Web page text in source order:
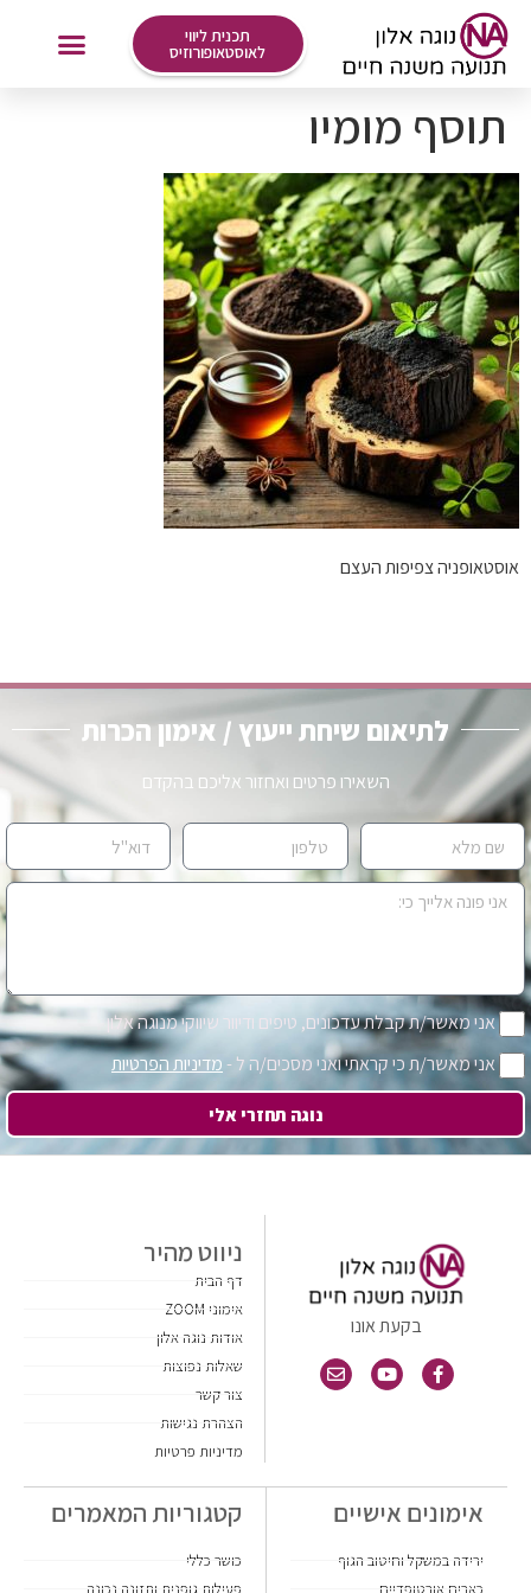
לתוכן
תכנית ליווי
לאוסטאופורוזיס
תוסף מומיו
אוסטאופניה צפיפות העצם
לתיאום שיחת ייעוץ / אימון הכרות
השאירו פרטים ואחזור אליכם בהקדם
אני מאשר/ת קבלת עדכונים, טיפים ודיוור שיווקי מנוגה אלון
אני מאשר/ת כי קראתי ואני מסכים/ה ל -מדיניות הפרטיות
נוגה תחזרי אלי
בקעת אונו
ניווט מהיר
דף הבית
אימוני ZOOM
אודות נוגה אלון
שאלות נפוצות
צור קשר
הצהרת נגישות
מדיניות פרטיות
אימונים אישיים
ירידה במשקל וחיטוב הגוף
קטגוריות המאמרים
כושר כללי